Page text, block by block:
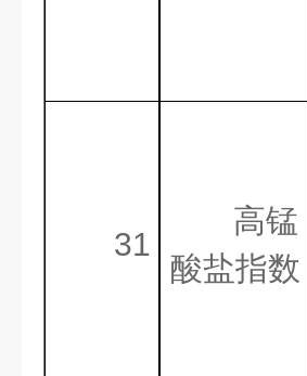
31
高锰
酸盐指数